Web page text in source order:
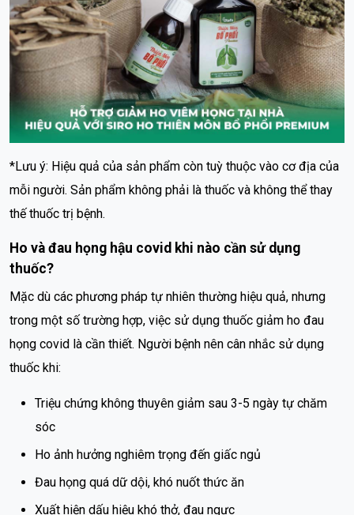
*Lưu ý: Hiệu quả của sản phẩm còn tuỳ thuộc vào cơ địa của
mỗi người. Sản phẩm không phải là thuốc và không thể thay
thế thuốc trị bệnh.
Ho và đau họng hậu covid khi nào cần sử dụng
thuốc?
Mặc dù các phương pháp tự nhiên thường hiệu quả, nhưng
trong một số trường hợp, việc sử dụng thuốc giảm ho đau
họng covid là cần thiết. Người bệnh nên cân nhắc sử dụng
thuốc khi:
Triệu chứng không thuyên giảm sau 3-5 ngày tự chăm
sóc
Ho ảnh hưởng nghiêm trọng đến giấc ngủ
Đau họng quá dữ dội, khó nuốt thức ăn
Xuất hiện dấu hiệu khó thở, đau ngực